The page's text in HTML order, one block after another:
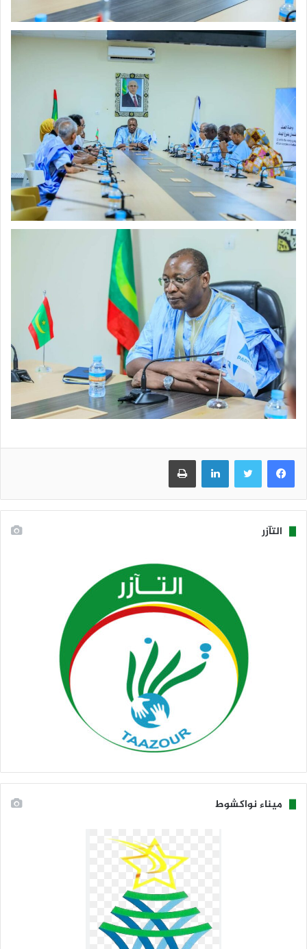
فيسبوك تويتر لينكدإن طباعة
التآزر
ميناء نواكشوط